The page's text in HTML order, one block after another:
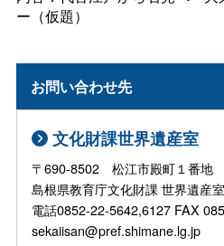
ー（仮題）
お問い合わせ先
文化財課世界遺産室
〒690-8502 松江市殿町１番地
島根県教育庁文化財課 世界遺産室
電話0852-22-5642,6127 FAX
sekaiisan@pref.shimane.lg.jp